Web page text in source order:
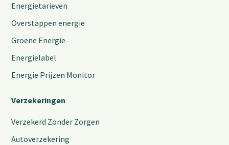
Energietarieven
Overstappen energie
Groene Energie
Energielabel
Energie Prijzen Monitor
Verzekeringen
Verzekerd Zonder Zorgen
Autoverzekering